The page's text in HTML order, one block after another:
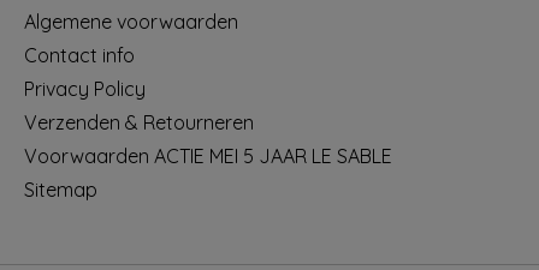
Algemene voorwaarden
Contact info
Privacy Policy
Verzenden & Retourneren
Voorwaarden ACTIE MEI 5 JAAR LE SABLE
Sitemap